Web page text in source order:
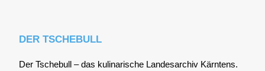
DER TSCHEBULL
Der Tsche­bull – das kuli­na­ri­sche Lan­des­ar­chiv Kärn­tens.